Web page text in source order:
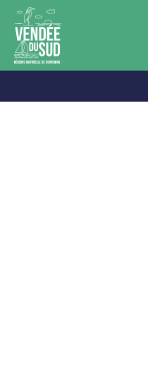
Vendée